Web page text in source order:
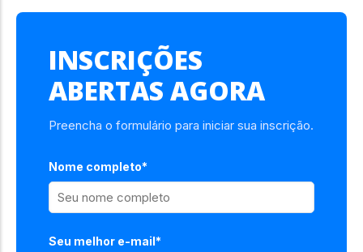
INSCRIÇÕES
ABERTAS AGORA
Preencha o formulário para iniciar sua inscrição.
Nome completo*
Seu melhor e-mail*